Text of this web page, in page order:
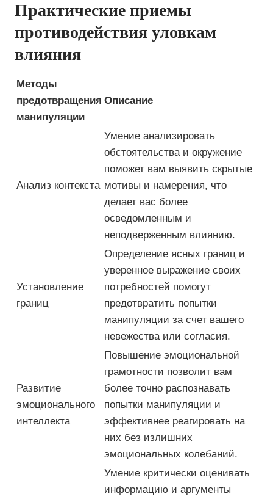
Практические приемы
противодействия уловкам
влияния
Методы
предотвращения
манипуляции
Описание
Анализ контекста
Умение анализировать
обстоятельства и окружение
поможет вам выявить скрытые
мотивы и намерения, что
делает вас более
осведомленным и
неподверженным влиянию.
Установление
границ
Определение ясных границ и
уверенное выражение своих
потребностей помогут
предотвратить попытки
манипуляции за счет вашего
невежества или согласия.
Развитие
эмоционального
интеллекта
Повышение эмоциональной
грамотности позволит вам
более точно распознавать
попытки манипуляции и
эффективнее реагировать на
них без излишних
эмоциональных колебаний.
Умение критически оценивать
информацию и аргументы